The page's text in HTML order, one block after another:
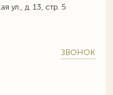
ул., д. 13, стр. 5
ЗВОНОК